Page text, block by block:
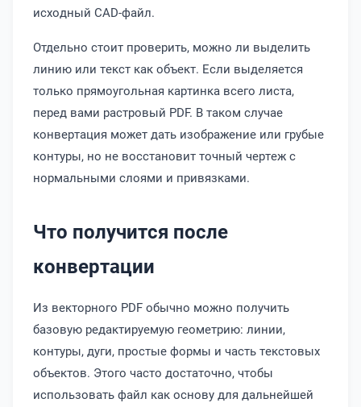
исходный CAD-файл.
Отдельно стоит проверить, можно ли выделить
линию или текст как объект. Если выделяется
только прямоугольная картинка всего листа,
перед вами растровый PDF. В таком случае
конвертация может дать изображение или грубые
контуры, но не восстановит точный чертеж с
нормальными слоями и привязками.
Что получится после
конвертации
Из векторного PDF обычно можно получить
базовую редактируемую геометрию: линии,
контуры, дуги, простые формы и часть текстовых
объектов. Этого часто достаточно, чтобы
использовать файл как основу для дальнейшей